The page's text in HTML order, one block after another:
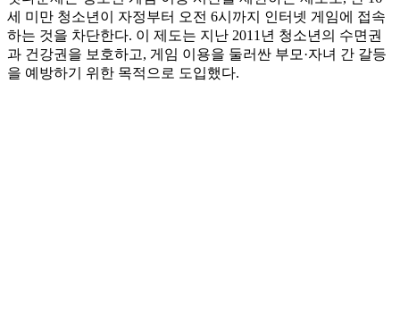
세 미만 청소년이 자정부터 오전 6시까지 인터넷 게임에 접속
하는 것을 차단한다. 이 제도는 지난 2011년 청소년의 수면권
과 건강권을 보호하고, 게임 이용을 둘러싼 부모·자녀 간 갈등
을 예방하기 위한 목적으로 도입했다.